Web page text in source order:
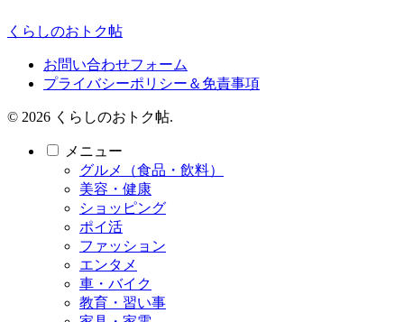
くらしのおトク帖
お問い合わせフォーム
プライバシーポリシー＆免責事項
© 2026 くらしのおトク帖.
メニュー
グルメ（食品・飲料）
美容・健康
ショッピング
ポイ活
ファッション
エンタメ
車・バイク
教育・習い事